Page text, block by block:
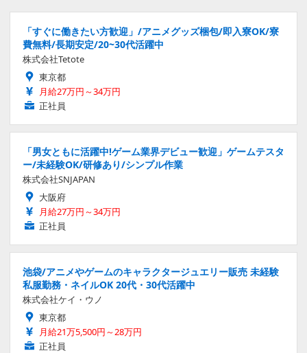
「すぐに働きたい方歓迎」/アニメグッズ梱包/即入寮OK/寮
費無料/長期安定/20~30代活躍中
株式会社Tetote
東京都
月給27万円～34万円
正社員
「男女ともに活躍中!ゲーム業界デビュー歓迎」ゲームテスタ
ー/未経験OK/研修あり/シンプル作業
株式会社SNJAPAN
大阪府
月給27万円～34万円
正社員
池袋/アニメやゲームのキャラクタージュエリー販売 未経験
私服勤務・ネイルOK 20代・30代活躍中
株式会社ケイ・ウノ
東京都
月給21万5,500円～28万円
正社員